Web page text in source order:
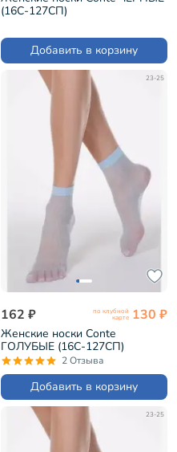
(16С-127СП)
Добавить в корзину
23-25
162 ₽ по клубной
карте 130 ₽
Женские носки Conte
ГОЛУБЫЕ (16С-127СП)
2 Отзыва
Добавить в корзину
23-25